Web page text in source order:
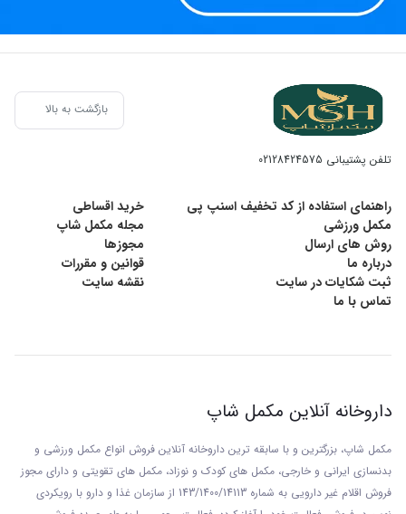
بازگشت به بالا
تلفن پشتیبانی 02128424575
راهنمای استفاده از کد تخفیف اسنپ پی
خرید اقساطی
مکمل ورزشی
مجله مکمل شاپ
روش های ارسال
مجوزها
درباره ما
قوانین و مقررات
ثبت شکایات در سایت
نقشه سایت
تماس با ما
داروخانه آنلاین مکمل شاپ
مکمل شاپ، بزرگترین و با سابقه ترین داروخانه آنلاین فروش انواع مکمل ورزشی و
بدنسازی ایرانی و خارجی، مکمل های کودک و نوزاد، مکمل های تقویتی و دارای مجوز
فروش اقلام غیر دارویی به شماره 143/1400/14113 از
سازمان غذا و دارو با رويکردی